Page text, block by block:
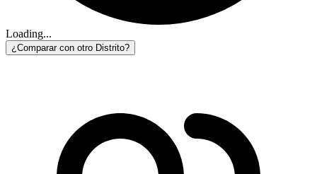
Loading...
¿Comparar con otro Distrito?